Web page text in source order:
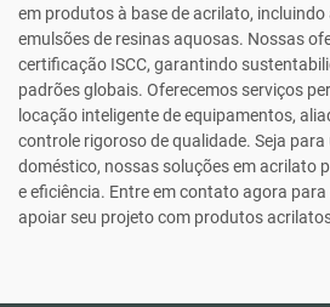
em produtos à base de acrilato,
emulsões de resinas aquosas. Nossas
certificação ISCC, garantindo
padrões globais. Oferecemos serviços
locação inteligente de equipamentos,
controle rigoroso de qualidade. Seja
doméstico, nossas soluções em acrilato
e eficiência. Entre em contato agora
apoiar seu projeto com produtos